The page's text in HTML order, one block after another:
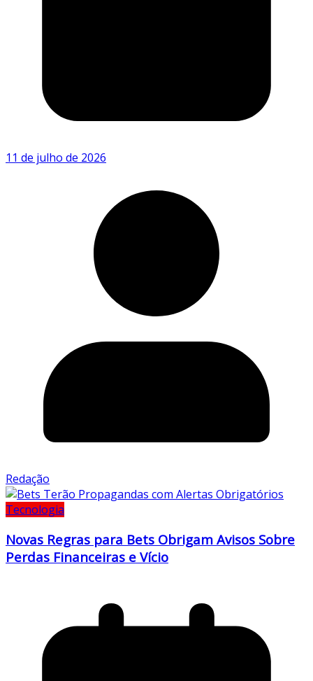
11 de julho de 2026
Redação
Tecnologia
Novas Regras para Bets Obrigam Avisos Sobre
Perdas Financeiras e Vício